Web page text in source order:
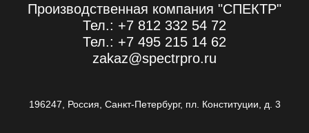
Производственная компания "СПЕКТР"
Тел.: +7 812 332 54 72
Тел.: +7 495 215 14 62
zakaz@spectrpro.ru
196247, Россия, Санкт-Петербург, пл. Конституции, д. 3